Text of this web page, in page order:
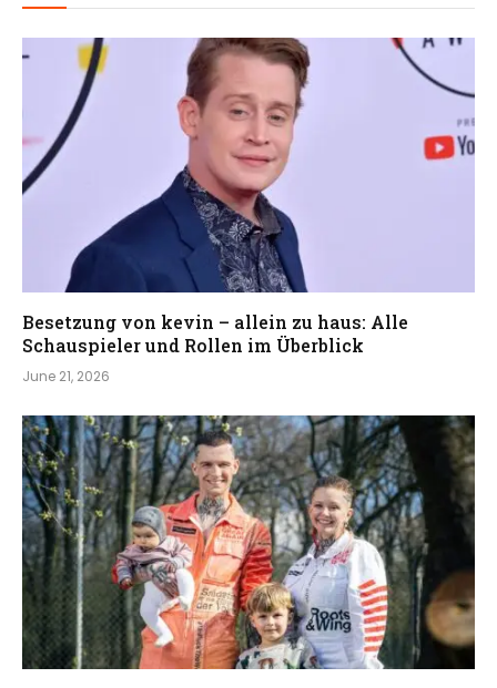
Besetzung von kevin – allein zu haus: Alle
Schauspieler und Rollen im Überblick
June 21, 2026